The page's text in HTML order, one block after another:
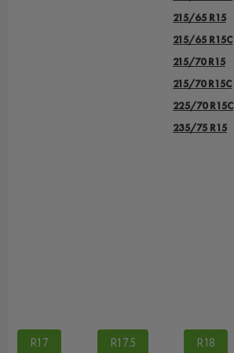
215/65 R15
215/65 R15C
215/70 R15
215/70 R15C
225/70 R15C
235/75 R15
R17 R17.5 R18